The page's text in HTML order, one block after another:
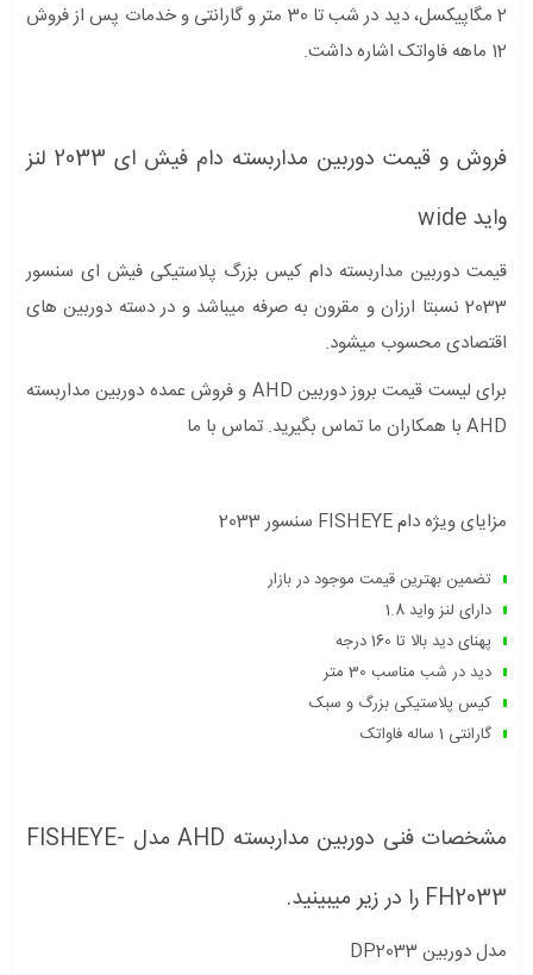
2 مگاپیکسل، دید در شب تا 30 متر و گارانتی و خدمات پس از فروش
12 ماهه فاواتک اشاره داشت.
فروش و قیمت دوربین مداربسته دام فیش ای 2033 لنز
واید wide
قیمت دوربین مداربسته دام کیس بزرگ پلاستیکی فیش ای سنسور
2033 نسبتا ارزان و مقرون به صرفه میباشد و در دسته دوربین های
اقتصادی محسوب میشود.
برای لیست قیمت بروز دوربین AHD و فروش عمده دوربین مداربسته
AHD با همکاران ما تماس بگیرید. تماس با ما
مزایای ویژه دام FISHEYE سنسور 2033
تضمین بهترین قیمت موجود در بازار
دارای لنز واید 1.8
پهنای دید بالا تا 160 درجه
دید در شب مناسب 30 متر
کیس پلاستیکی بزرگ و سبک
گارانتی 1 ساله فاواتک
مشخصات فنی دوربین مداربسته AHD مدل FISHEYE-
FH2033 را در زیر میبینید.
مدل دوربین DP2033